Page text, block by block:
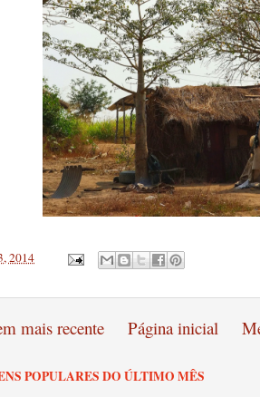
2014
mais recente Página inicial
POPULARES DO ÚLTIMO MÊS